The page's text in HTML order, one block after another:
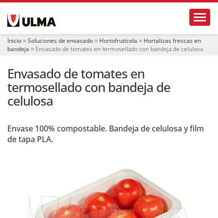
e Inicio Soluciones de envasado Hortofrutícola
Hortalizas frescas en
bandeja
Envasado de tomates en termosellado con bandeja de celulosa
Envasado de tomates en
termosellado con bandeja de
celulosa
Envase 100% compostable. Bandeja de celulosa y film
de tapa PLA.